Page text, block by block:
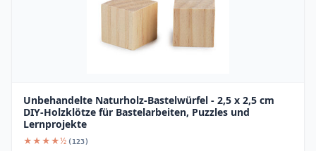
Unbehandelte Naturholz-Bastelwürfel - 2,5 x 2,5 cm
DIY-Holzklötze für Bastelarbeiten, Puzzles und
Lernprojekte
★★★★½ (123)